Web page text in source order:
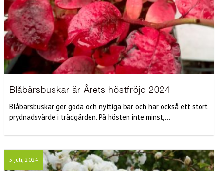
Blåbärsbuskar är Årets höstfröjd 2024
Blåbärsbuskar ger goda och nyttiga bär och har också ett stort
prydnadsvärde i trädgården. På hösten inte minst,...
5 juli, 2024